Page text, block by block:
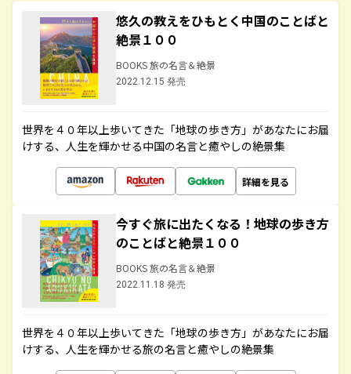
悠久の教えをひもとく中国のことばと
絶景１００
BOOKS 旅の名言＆絶景
2022.12.15 発売
世界を４０年以上歩いてきた「地球の歩き方」があなたにお届
けする、人生を輝かせる中国の名言と癒やしの絶景集
詳細を見る
今すぐ旅に出たくなる！地球の歩き方
のことばと絶景１００
BOOKS 旅の名言＆絶景
2022.11.18 発売
世界を４０年以上歩いてきた「地球の歩き方」があなたにお届
けする、人生を輝かせる旅の名言と癒やしの絶景集